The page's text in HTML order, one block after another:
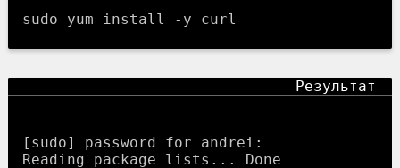
sudo yum install -y curl
[sudo] password for andrei:
Reading package lists... Done